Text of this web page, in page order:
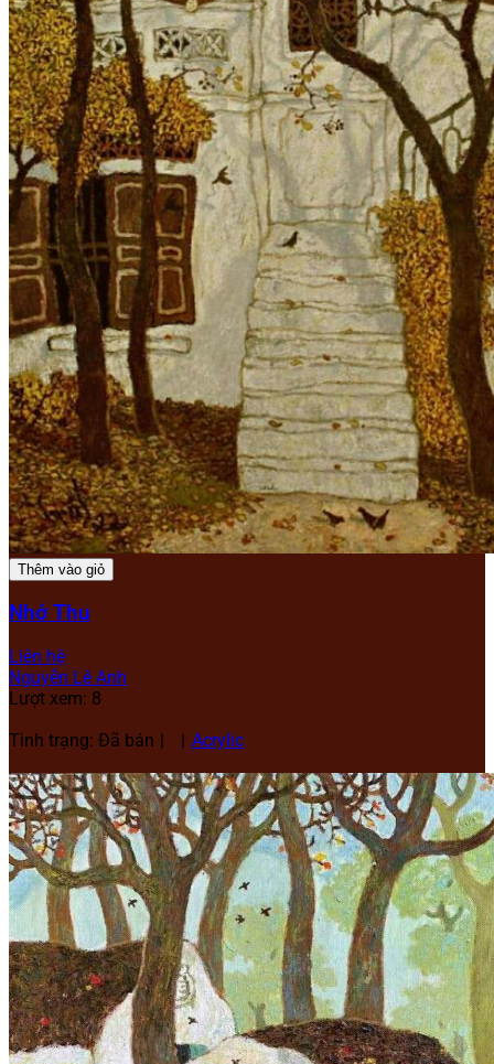
Thêm vào giỏ
Nhớ Thu
Liên hệ
Nguyễn Lê Anh
Lượt xem: 8
Tình trạng: Đã bán
Acrylic